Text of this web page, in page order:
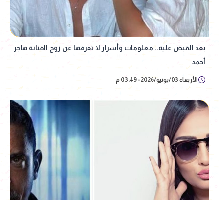
بعد القبض عليه.. معلومات وأسرار لا تعرفها عن زوج الفنانة هاجر
أحمد
الأربعاء 03/يونيو/2026 - 03:49 م